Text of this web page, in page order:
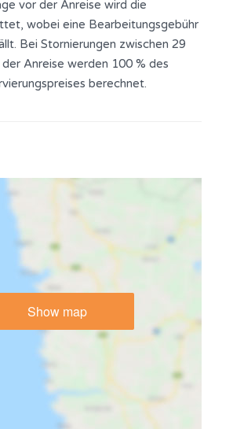
vor der Anreise wird die
wobei eine Bearbeitungsgebühr
Bei Stornierungen zwischen 29
Anreise werden 100 % des
berechnet.
Show map